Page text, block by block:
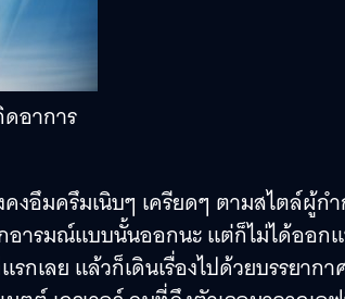
อาการ
งอึมครึมเนิบๆ เครียดๆ ตามสไตล์ผู้ก
อารมณ์แบบนั้นออกนะ แต่ก็ไม่ได้ออก
เลย แล้วก็เดินเรื่องไปด้วยบรรยากา